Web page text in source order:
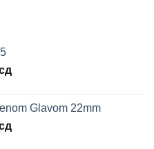
Trenutna
18.00 рсд.
Glavom 22mm
Trenutna